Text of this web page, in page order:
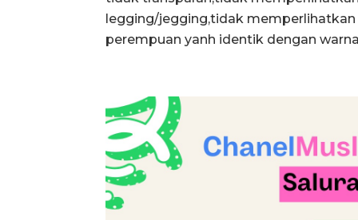
legging/jegging,tidak
perempuan yanh identik dengan